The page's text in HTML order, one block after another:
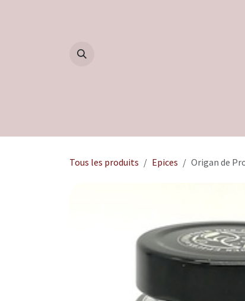
Tous les produits Epices Origan de